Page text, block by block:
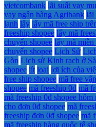
vietcombank lãi suất vay
vay ngân hàng Agribank lãi
lạnh lây lấy mã free ship
freeship shopee lấy mã
chuyển shopee lấy mã miễn
chuyển shopee Lịch Sử
Gòn Lịch sử Kinh rạch ở
shopee lít loại lợi ích của
free ship shopee mã free
shopee mã freeship 0đ mã
mã freeship 0đ shopee hôm
cho đơn 0đ shopee mã
freeship đơn 0đ shopee mã
mã freeship hàng quốc tế